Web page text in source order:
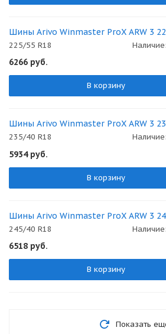
Шины Arivo Winmaster ProX ARW 3
225/55 R18 Наличие:
6266 руб.
В корзину
Шины Arivo Winmaster ProX ARW 3
235/40 R18 Наличие:
5934руб.
В корзину
Шины Arivo Winmaster ProX ARW 3
245/40 R18 Наличие:
6518 руб.
В корзину
Показать